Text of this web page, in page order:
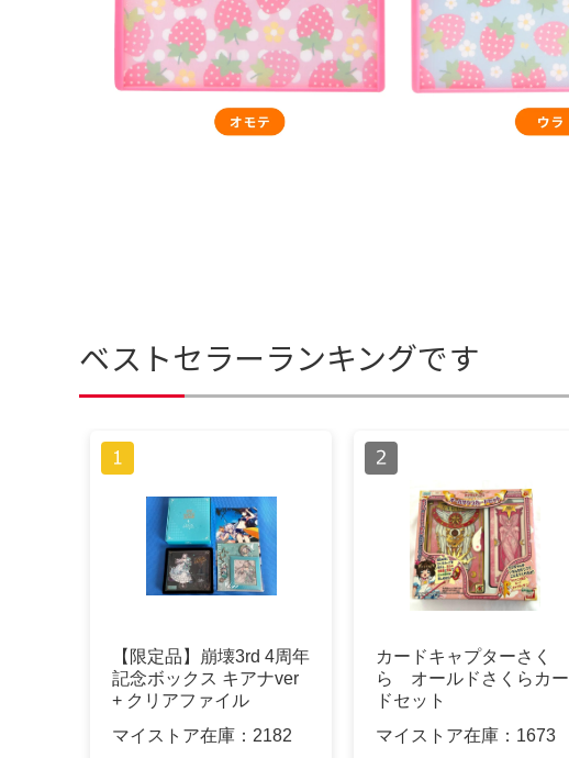
ベストセラーランキングです
【限定品】崩壊3rd 4周年
記念ボックス キアナver
+ クリアファイル
マイストア在庫： 2182
カードキャプターさく
ら オールドさくらカー
ドセット
マイストア在庫： 1673